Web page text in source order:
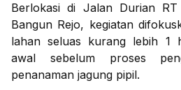
Berlokasi di Jalan Durian
Bangun Rejo, kegiatan
lahan seluas kurang lebih 1
awal sebelum proses
penanaman jagung pipil.